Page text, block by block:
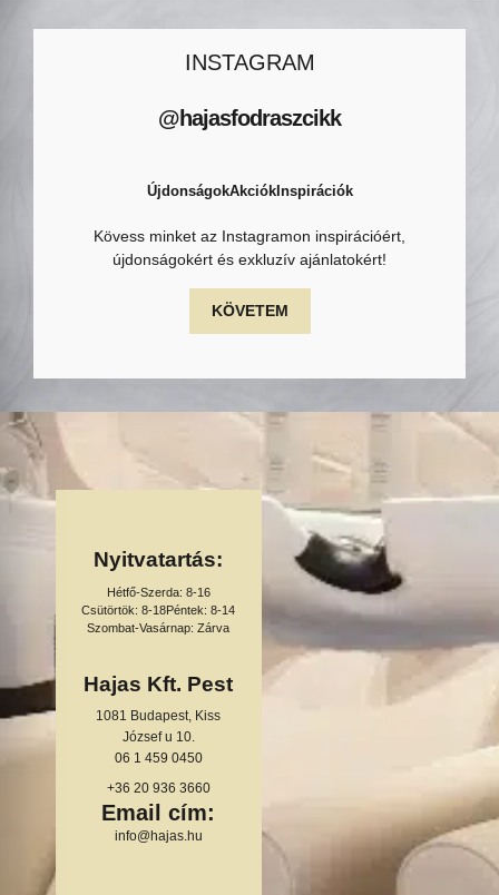
INSTAGRAM
@hajasfodraszcikk
ÚjdonságokAkciókInspirációk
Kövess minket az Instagramon inspirációért,
újdonságokért és exkluzív ajánlatokért!
KÖVETEM
Nyitvatartás:
Hétfő-Szerda: 8-16
Csütörtök: 8-18Péntek: 8-14
Szombat-Vasárnap: Zárva
Hajas Kft. Pest
1081 Budapest, Kiss
József u 10.
06 1 459 0450
+36 20 936 3660
Email cím:
info@hajas.hu